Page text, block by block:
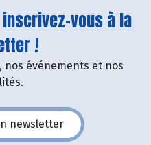
vous à la
!
événements et nos
newsletter